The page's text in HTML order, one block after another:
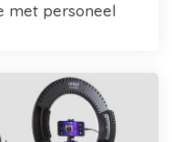
met personeel